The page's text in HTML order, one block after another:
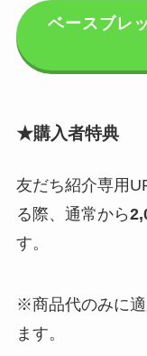
ベースブレ
★購入者特典
友だち紹介専用
る際、通常から
す。
※商品代のみに
ます。